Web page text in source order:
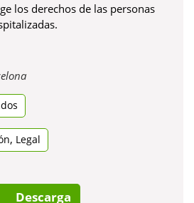
los derechos de las personas
Obre
nova
, Legal
Descarga